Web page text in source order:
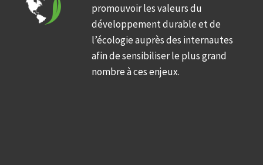
promouvoir les valeurs du
développement durable et de
l’écologie auprès des internautes
afin de sensibiliser le plus grand
nombre à ces enjeux.